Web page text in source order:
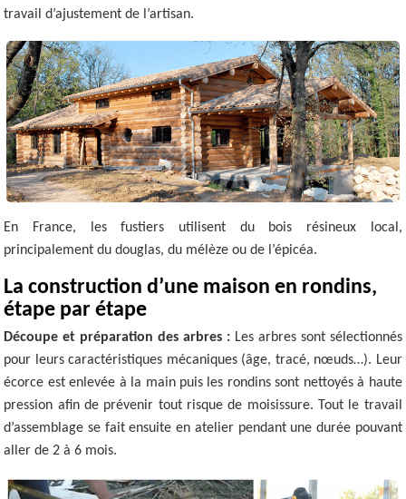
travail d’ajustement de l’artisan.
En France, les fustiers utilisent du bois résineux local,
principalement du douglas, du mélèze ou de l’épicéa.
La construction d’une maison en rondins,
étape par étape
Découpe et préparation des arbres :Les arbres sont sélectionnés
pour leurs caractéristiques mécaniques (âge, tracé, nœuds…). Leur
écorce est enlevée à la main puis les rondins sont nettoyés à haute
pression afin de prévenir tout risque de moisissure. Tout le travail
d’assemblage se fait ensuite en atelier pendant une durée pouvant
aller de 2 à 6 mois.